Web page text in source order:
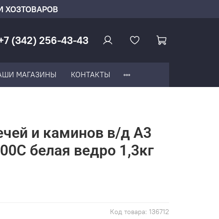
ХОЗТОВАРОВ
(342) 256-43-43
МАГАЗИНЫ КОНТАКТЫ
Код товара: 136712
и каминов в/д А3
белая ведро 1,3кг